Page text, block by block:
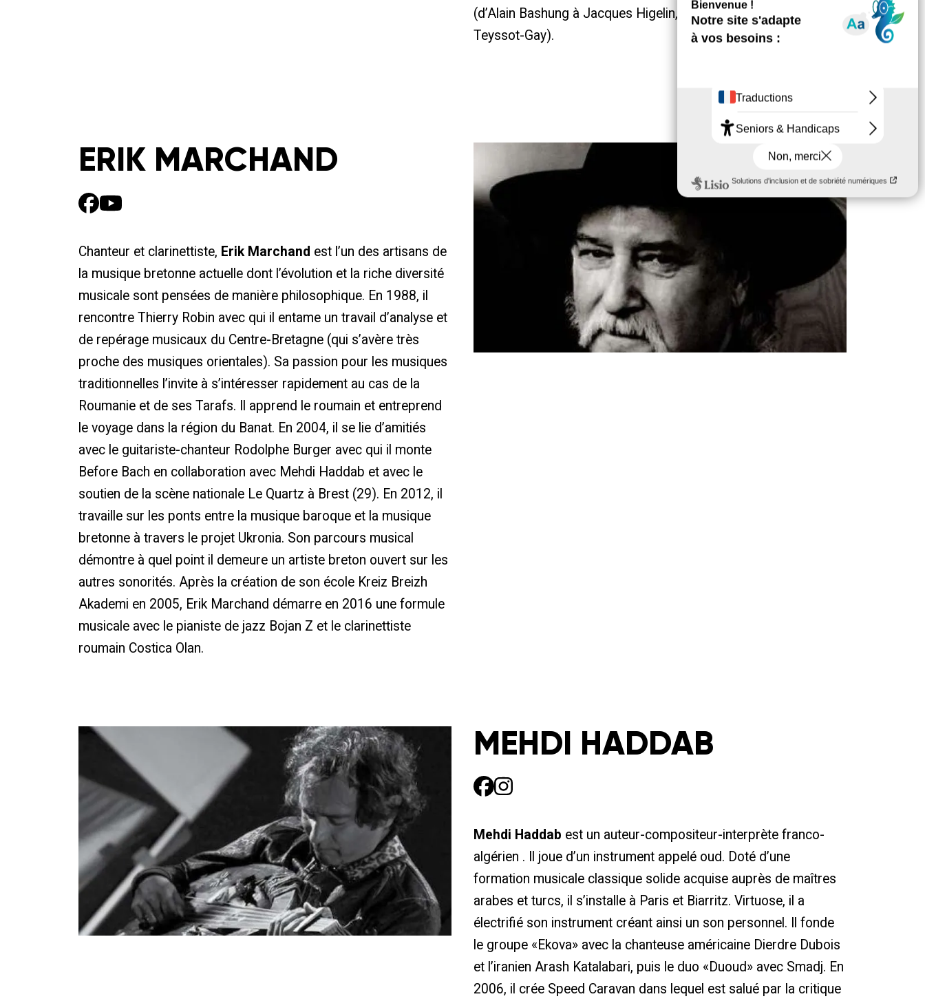
(d’Alain Bashung à Jacques Higelin, Érik Marchand ou Serge
Teyssot-Gay).
ERIK MARCHAND
Chanteur et clarinettiste, Erik Marchand est l’un des artisans de
la musique bretonne actuelle dont l’évolution et la riche diversité
musicale sont pensées de manière philosophique. En 1988, il
rencontre Thierry Robin avec qui il entame un travail d’analyse et
de repérage musicaux du Centre-Bretagne (qui s’avère très
proche des musiques orientales). Sa passion pour les musiques
traditionnelles l’invite à s’intéresser rapidement au cas de la
Roumanie et de ses Tarafs. Il apprend le roumain et entreprend
le voyage dans la région du Banat. En 2004, il se lie d’amitiés
avec le guitariste-chanteur Rodolphe Burger avec qui il monte
Before Bach en collaboration avec Mehdi Haddab et avec le
soutien de la scène nationale Le Quartz à Brest (29). En 2012, il
travaille sur les ponts entre la musique baroque et la musique
bretonne à travers le projet Ukronia. Son parcours musical
démontre à quel point il demeure un artiste breton ouvert sur les
autres sonorités. Après la création de son école Kreiz Breizh
Akademi en 2005, Erik Marchand démarre en 2016 une formule
musicale avec le pianiste de jazz Bojan Z et le clarinettiste
roumain Costica Olan.
MEHDI HADDAB
Mehdi Haddab est un auteur-compositeur-interprète franco-
algérien . Il joue d’un instrument appelé oud. Doté d’une
formation musicale classique solide acquise auprès de maîtres
arabes et turcs, il s’installe à Paris et Biarritz. Virtuose, il a
électrifié son instrument créant ainsi un son personnel. Il fonde
le groupe «Ekova» avec la chanteuse américaine Dierdre Dubois
et l’iranien Arash Katalabari, puis le duo «Duoud» avec Smadj. En
2006, il crée Speed Caravan dans lequel est salué par la critique